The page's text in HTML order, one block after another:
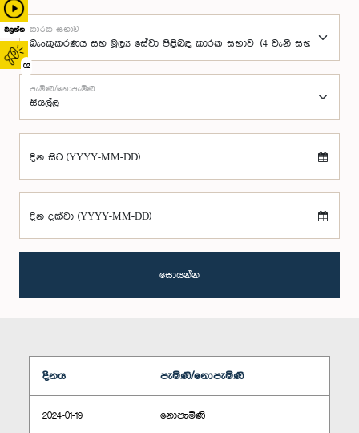
බලන්න
02
කාරක සභාව
පැමිණි/නොපැමිණි
දින සිට (YYYY-MM-DD)
දින දක්වා (YYYY-MM-DD)
සොයන්න
දිනය පැමිණි/නොපැමිණි
2024-01-19 නොපැමිණි